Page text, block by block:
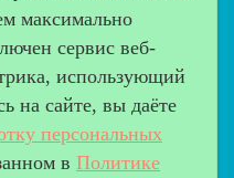
максимально
сервис веб-
использующий
на сайте, вы даёте
персональных
в Политике